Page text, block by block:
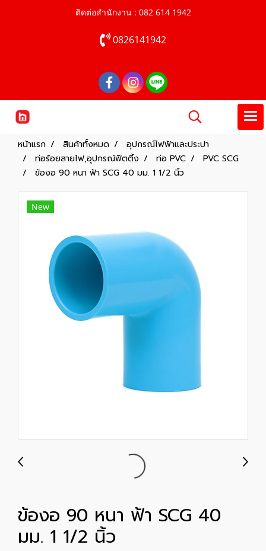
ติดต่อสำนักงาน : 082 614 1942
0826141942
หน้าแรก สินค้าทั้งหมด
อุปกรณ์ไฟฟ้าและประปา
ท่อร้อยสายไฟ,อุปกรณ์ฟิตติ้ง
ท่อ PVC
PVC SCG
ข้องอ 90 หนา ฟ้า SCG 40 มม. 1 1/2 นิ้ว
New
ข้องอ 90 หนา ฟ้า SCG 40
มม. 1 1/2 นิ้ว